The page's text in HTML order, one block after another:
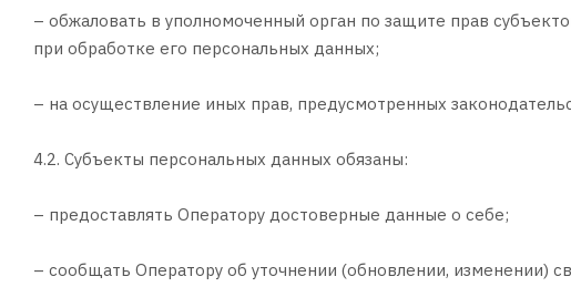
– обжаловать в уполномоченный орган по защите прав
при обработке его персональных данных;
– на осуществление иных прав, предусмотренных
4.2. Субъекты персональных данных обязаны:
– предоставлять Оператору достоверные данные о себе;
– сообщать Оператору об уточнении (обновлении, изменении)